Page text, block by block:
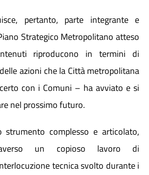
pertanto, parte integrante e
Strategico Metropolitano atteso
riproducono in termini di
azioni che la Città metropolitana
con i Comuni – ha avviato e si
nel prossimo futuro.
complesso e articolato,
un copioso lavoro di
tecnica svolto durante i